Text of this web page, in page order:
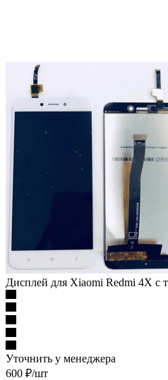
Дисплей для Xiaomi Redmi 4X с
Уточнить у менеджера
600 ₽/шт